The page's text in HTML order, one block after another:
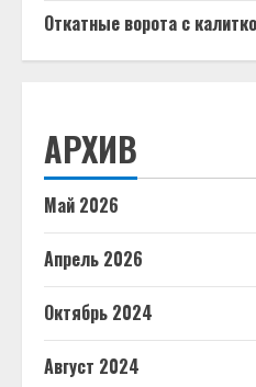
Откатные ворота с
АРХИВ
Май 2026
Апрель 2026
Октябрь 2024
Август 2024